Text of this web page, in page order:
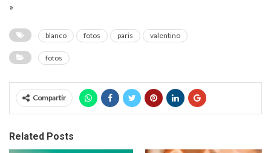
»
blanco fotos paris valentino
fotos
Compartir
Related Posts